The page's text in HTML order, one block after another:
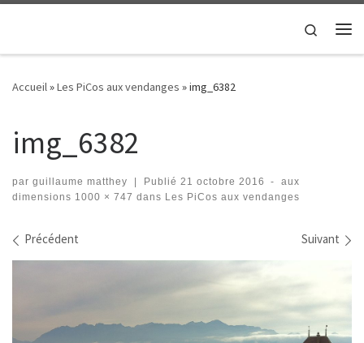
Search
Accueil»Les PiCos aux vendanges »img_6382
img_6382
par guillaume matthey | Publié 21 octobre 2016 -
aux
dimensions 1000 × 747 dans Les PiCos aux vendanges
Navigation des images
Précédent Suivant